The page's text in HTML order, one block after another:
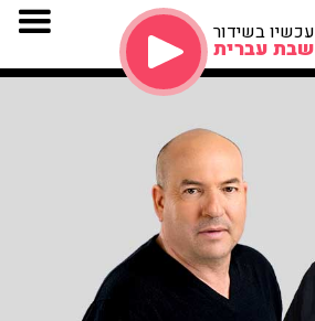
עכשיו בשידור
שבת עברית